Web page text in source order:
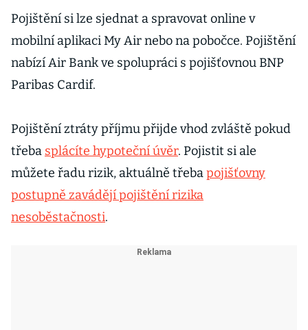
stažení
aplikace
překonal
Českou
Pojištění si lze sjednat a spravovat online v
mobilní aplikaci My Air nebo na pobočce. Pojištění
nabízí Air Bank ve spolupráci s pojišťovnou BNP
Paribas Cardif.
Pojištění ztráty příjmu přijde vhod zvláště pokud
třeba splácíte hypoteční úvěr. Pojistit si ale
můžete řadu rizik, aktuálně třebapojišťovny
postupně zavádějí pojištění rizika
nesoběstačnosti.